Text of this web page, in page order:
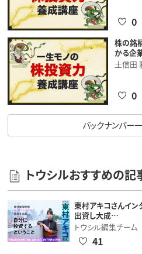
0
株の銘
かる企
土信田
0
バックナンバー
トウシルおすすめの記
東村アキコさんイン
出資し大成…
トウシル編集チーム
41